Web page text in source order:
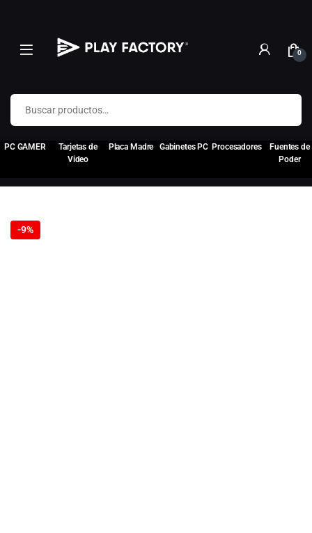
0
Buscar por:
PC GAMER
Tarjetas de
Video
Placa Madre Gabinetes PC Procesadores
Fuentes de
Poder
-9%